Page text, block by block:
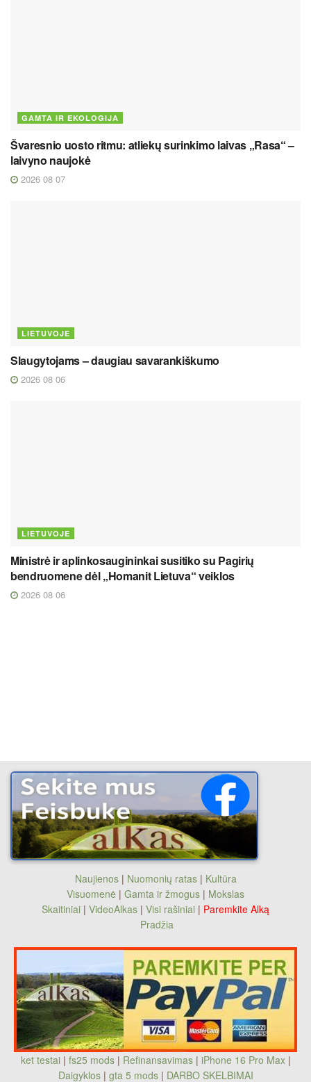
GAMTA IR EKOLOGIJA
Švaresnio uosto ritmu: atliekų surinkimo laivas „Rasa“ –
laivyno naujokė
2026 08 07
LIETUVOJE
Slaugytojams – daugiau savarankiškumo
2026 08 06
LIETUVOJE
Ministrė ir aplinkosaugininkai susitiko su Pagirių
bendruomene dėl „Homanit Lietuva“ veiklos
2026 08 06
Naujienos| Nuomonių ratas| Kultūra
Visuomenė | Gamta ir žmogus | Mokslas
Skaitiniai | VideoAlkas | Visi rašiniai | Paremkite Alką
Pradžia
ket testai | fs25 mods| Refinansavimas| iPhone 16 Pro Max|
Daigyklos| gta 5 mods | DARBO SKELBIMAI